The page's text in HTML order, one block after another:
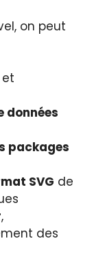
on peut
données
packages
SVG de
,
des